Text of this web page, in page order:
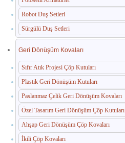
🛒 TEKLIF SEPETIM
İLETIŞIM
Robot Duş Setleri
Sürgülü Duş Setleri
Geri Dönüşüm Kovaları
Sıfır Atık Projesi Çöp Kutuları
Plastik Geri Dönüşüm Kutuları
Paslanmaz Çelik Geri Dönüşüm Kovaları
Özel Tasarım Geri Dönüşüm Çöp Kutuları
Ahşap Geri Dönüşüm Çöp Kovaları
İkili Çöp Kovaları